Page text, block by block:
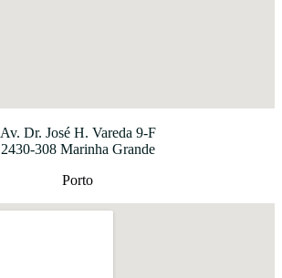
Av. Dr. José H. Vareda 9-F
2430-308 Marinha Grande
Porto